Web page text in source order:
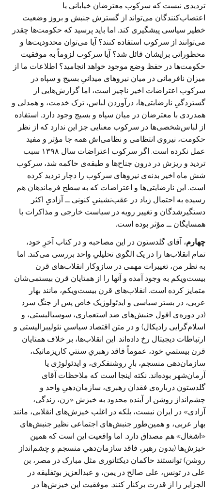
تردیدی نیست که سرکوب معترضان خیابانی یا
اعتصاب‌کنندگان می‌تواند از گسترش جنبش و بروز وضعیت
خطیر سیاسی پیشگیری کند. اما باید پرسید که حکومت‌ها چقدر
می‌توانند از سرکوب استفاده کنند؟ آیا می‌توان محدودیت‌ها و
محظوراتی برایشان قائل شد؟ آیا سرکوب لزوماً به موفقیت
حکومت‌ها در حفظ وضع موجود خواهد انجامید؟ اطلاعات ما از
میزان نافرمانی در میان نیروهای میدانیِ بسیج و سپاه در
سرکوب اعتراضات اخیر ناچیز است، اما گزارش‌هایی از
گستردگیِ نارضایتی‌ها، درآوردن لباس، ترک خدمت، و همدلی و
همدردی با معترضان در میان سپاه و بسیج وجود دارد. استفاده
از لباس‌شخصی‌ها در سرکوب معنایی جز این ندارد که از نظر
حکومت، نیروی انتظامی و نظامی‌اش همه ‌جا مؤثر و مفید
عمل نکرده است. اگر سرکوب اعتراضات سال ۱۳۹۸ سبب
تردید و ریزش در درون جناح‌ها و طبقه‌ی حاکمه شد، سرکوب
شش ماه اخیر بدنه‌ی نیروهای سرکوب را دچار تردید کرده
است. این نارضایتی‌ها و اعتراضات که به سطح فرماندهان هم
رسیده به احتمال زیاد در عقب‌نشینیِ کنونی ــ آزادیِ اکثر
دستگیرشدگان و تغییر رویه در سیاست خارجی و مذاکرات با
همسایگان ــ مؤثر بوده است.
چهارم، آقای گلدستون در این مصاحبه و در کتاب آخرِ خود،
تمام انقلاب‌ها را در یک الگوی تحلیلیِ واحد بررسی می‌کند. اما
به نظر من، تغییرات مهمی در سازوکار انقلاب‌های قرن
بیست‌ویکم به وجود آمده و آنها را از همتایان قرن بیستمی‌شان
متمایز کرده است. انقلاب‌های قرن بیست‌ویکم، مانند بهار
عربی، در بستر سیاسی و ایدئولوژیک خاص پس از جنگ سرد
(در دوره‌ی افول جنبش‌های ضد استعماری، سوسیالیستی، و
اسلام‌گرایی رادیکال) و در متن اقتصاد سیاسیِ نئولیبرالیستی و
ارتباطات دیجیتال رخ داده‌اند. این انقلاب‌ها، بر خلاف همتایان
قرن بیستمیِ خود، عموماً فاقد رهبریِ سنتیِ کاریزماتیک،
سازمان‌دهی منسجم، بارِ روشنفکری، و ایدئولوژی یا
آرمان‌شهر بوده‌اند. نکته اینجا است که ملاحظات آقای
گلدستون درباره‌ی فقدان رهبری، سازمان‌دهیِ واحد و
چشم‌انداز روشن از آینده محدود به خیزش «زن، زندگی،
آزادی» در ایران نیست، بلکه در اغلب خیزش‌های انقلابی، مانند
بهار عربی، و همین‌طور جنبش‌های اجتماعی نظیر جنبش‌های
«اشغال» هم مصداق دارد. اما واقعیت این است که همین
خیزش‌ها (بدون رهبر، فاقد سازمان‌دهیِ منسجم و چشم‌انداز
روشن) توانستند حاکمان دیکتاتوری مثل مبارک در مصر، بن
علی در تونس، علی صالح در یمن، و عبدالعزیز بوتفلیقه در
الجزایر را از قدرت برکنار کنند. موفقیت این خیزش‌ها در